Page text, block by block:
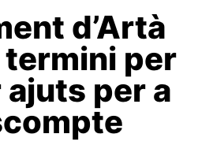
d’Artà
termini per
ajuts per a